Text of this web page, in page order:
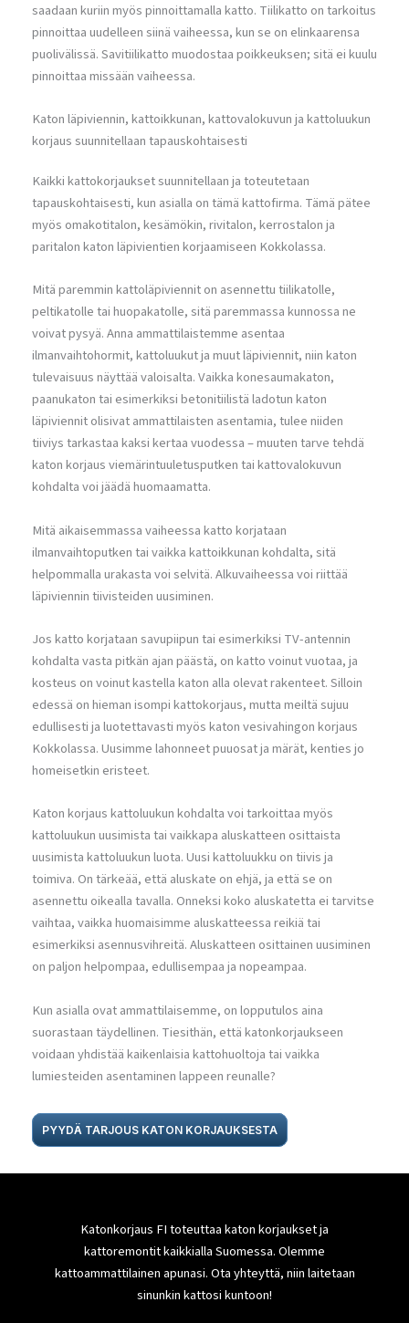
saadaan kuriin myös pinnoittamalla katto. Tiilikatto on tarkoitus
pinnoittaa uudelleen siinä vaiheessa, kun se on elinkaarensa
puolivälissä. Savitiilikatto muodostaa poikkeuksen; sitä ei kuulu
pinnoittaa missään vaiheessa.
Katon läpiviennin, kattoikkunan, kattovalokuvun ja kattoluukun
korjaus suunnitellaan tapauskohtaisesti
Kaikki kattokorjaukset suunnitellaan ja toteutetaan
tapauskohtaisesti, kun asialla on tämä kattofirma. Tämä pätee
myös omakotitalon, kesämökin, rivitalon, kerrostalon ja
paritalon katon läpivientien korjaamiseen Kokkolassa.
Mitä paremmin kattoläpiviennit on asennettu tiilikatolle,
peltikatolle tai huopakatolle, sitä paremmassa kunnossa ne
voivat pysyä. Anna ammattilaistemme asentaa
ilmanvaihtohormit, kattoluukut ja muut läpiviennit, niin katon
tulevaisuus näyttää valoisalta. Vaikka konesaumakaton,
paanukaton tai esimerkiksi betonitiilistä ladotun katon
läpiviennit olisivat ammattilaisten asentamia, tulee niiden
tiiviys tarkastaa kaksi kertaa vuodessa – muuten tarve tehdä
katon korjaus viemärintuuletusputken tai kattovalokuvun
kohdalta voi jäädä huomaamatta.
Mitä aikaisemmassa vaiheessa katto korjataan
ilmanvaihtoputken tai vaikka kattoikkunan kohdalta, sitä
helpommalla urakasta voi selvitä. Alkuvaiheessa voi riittää
läpiviennin tiivisteiden uusiminen.
Jos katto korjataan savupiipun tai esimerkiksi TV-antennin
kohdalta vasta pitkän ajan päästä, on katto voinut vuotaa, ja
kosteus on voinut kastella katon alla olevat rakenteet. Silloin
edessä on hieman isompi kattokorjaus, mutta meiltä sujuu
edullisesti ja luotettavasti myös katon vesivahingon korjaus
Kokkolassa. Uusimme lahonneet puuosat ja märät, kenties jo
homeisetkin eristeet.
Katon korjaus kattoluukun kohdalta voi tarkoittaa myös
kattoluukun uusimista tai vaikkapa aluskatteen osittaista
uusimista kattoluukun luota. Uusi kattoluukku on tiivis ja
toimiva. On tärkeää, että aluskate on ehjä, ja että se on
asennettu oikealla tavalla. Onneksi koko aluskatetta ei tarvitse
vaihtaa, vaikka huomaisimme aluskatteessa reikiä tai
esimerkiksi asennusvihreitä. Aluskatteen osittainen uusiminen
on paljon helpompaa, edullisempaa ja nopeampaa.
Kun asialla ovat ammattilaisemme, on lopputulos aina
suorastaan täydellinen. Tiesithän, että katonkorjaukseen
voidaan yhdistää kaikenlaisia kattohuoltoja tai vaikka
lumiesteiden asentaminen lappeen reunalle?
PYYDÄ TARJOUS KATON KORJAUKSESTA
Katonkorjaus FI toteuttaa katon korjaukset ja
kattoremontit kaikkialla Suomessa. Olemme
kattoammattilainen apunasi. Ota yhteyttä, niin laitetaan
sinunkin kattosi kuntoon!